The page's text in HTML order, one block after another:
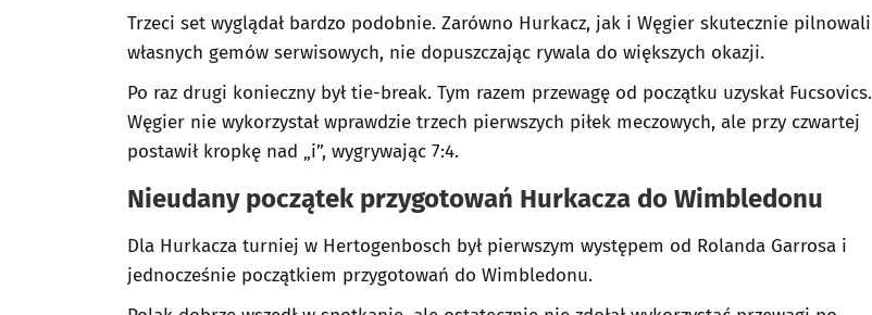
Trzeci set wyglądał bardzo podobnie. Zarówno Hurkacz, jak i Węgier skutecznie pilnowali
własnych gemów serwisowych, nie dopuszczając rywala do większych okazji.
Po raz drugi konieczny był tie-break. Tym razem przewagę od początku uzyskał Fucsovics.
Węgier nie wykorzystał wprawdzie trzech pierwszych piłek meczowych, ale przy czwartej
postawił kropkę nad „i”, wygrywając 7:4.
Nieudany początek przygotowań Hurkacza do Wimbledonu
Dla Hurkacza turniej w Hertogenbosch był pierwszym występem od Rolanda Garrosa i
jednocześnie początkiem przygotowań do Wimbledonu.